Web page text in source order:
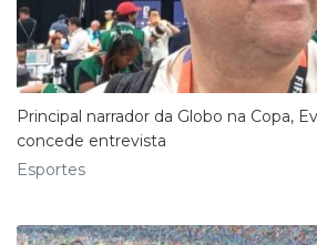
Principal narrador da Globo na Copa,
concede entrevista
Esportes